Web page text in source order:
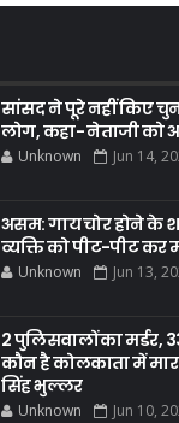
सांसद ने पूरे नहीं किए
लोग, कहा- नेताजी को
Unknown Jun 14,
असम: गाय चोर होने के
व्यक्ति को पीट-पीट कर
Unknown Jun 13,
2 पुलिसवालों का मर्डर,
कौन है कोलकाता में
सिंह भुल्लर
Unknown Jun 10,